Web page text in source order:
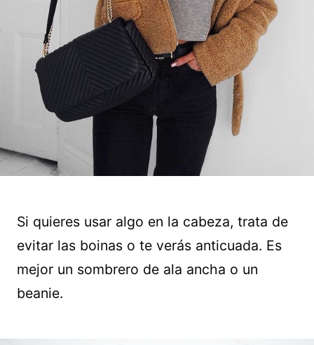
Si quieres usar algo en la cabeza, trata de
evitar las boinas o te verás anticuada. Es
mejor un sombrero de ala ancha o un
beanie.